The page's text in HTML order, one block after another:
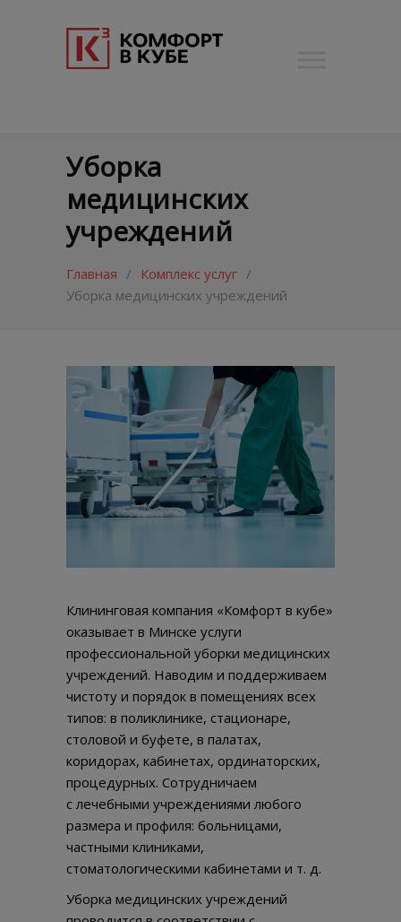
Уборка
медицинских
учреждений
Главная / Комплекс услуг /
Уборка медицинских учреждений
Клининговая компания «Комфорт в кубе»
оказывает в Минске услуги
профессиональной уборки медицинских
учреждений. Наводим и поддерживаем
чистоту и порядок в помещениях всех
типов: в поликлинике, стационаре,
столовой и буфете, в палатах,
коридорах, кабинетах, ординаторских,
процедурных. Сотрудничаем
с лечебными учреждениями любого
размера и профиля: больницами,
частными клиниками,
стоматологическими кабинетами и т. д.
Уборка медицинских учреждений